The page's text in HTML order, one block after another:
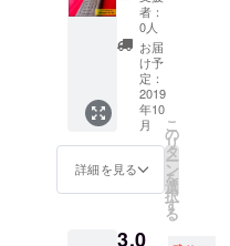
なった
「心舞-
move-
」 そこ
で使わ
れた折
り鶴を
この度
ディス
プレイ
す。 繋
には
もって
こい 最
高に
chillい
音楽
と、空
間があ
なたを
待って
ナル
iphone
ケー
ス〜 ク
ラウド
ファン
ディン
グ限定
の
BONDS
HOUSE
オリジ
iphone
者：
0人
お届
け予
定：
2019
年10
月
詳細を見る
こ
の
リ
タ
ー
ン
を
選
択
す
る
3,0